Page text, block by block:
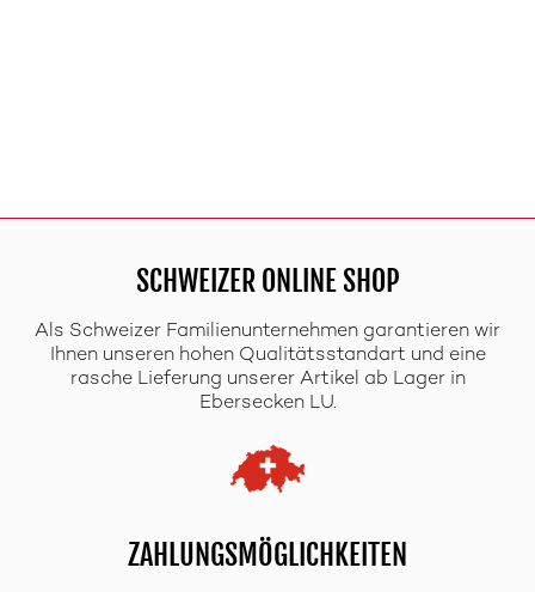
SCHWEIZER ONLINE SHOP
Als Schweizer Familienunternehmen garantieren wir
Ihnen unseren hohen Qualitätsstandart und eine
rasche Lieferung unserer Artikel ab Lager in
Ebersecken LU.
ZAHLUNGSMÖGLICHKEITEN